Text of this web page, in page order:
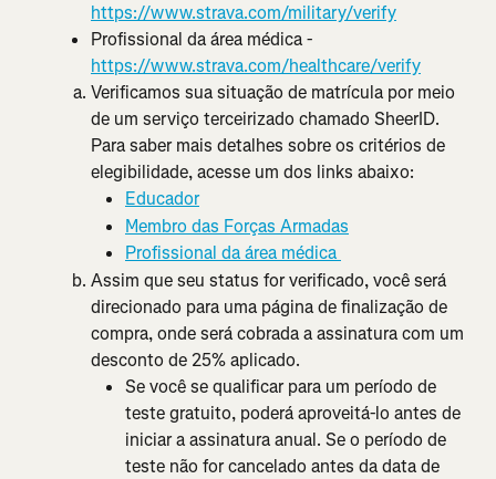
https://www.strava.com/military/verify
Profissional da área médica -
https://www.strava.com/healthcare/verify
Verificamos sua situação de matrícula por meio
de um serviço terceirizado chamado SheerID.
Para saber mais detalhes sobre os critérios de
elegibilidade, acesse um dos links abaixo:
Educador
Membro das Forças Armadas
Profissional da área médica
Assim que seu status for verificado, você será
direcionado para uma página de finalização de
compra, onde será cobrada a assinatura com um
desconto de 25% aplicado.
Se você se qualificar para um período de
teste gratuito, poderá aproveitá-lo antes de
iniciar a assinatura anual. Se o período de
teste não for cancelado antes da data de